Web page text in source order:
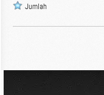
Jumlah